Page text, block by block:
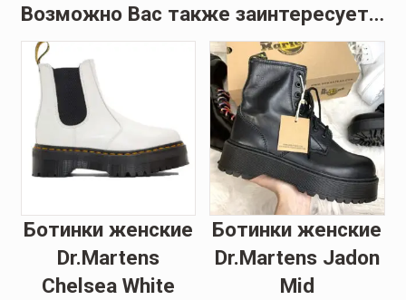
Возможно Вас также заинтересует…
Ботинки женские
Dr.Martens
Chelsea White
Ботинки женские
Dr.Martens Jadon
Mid